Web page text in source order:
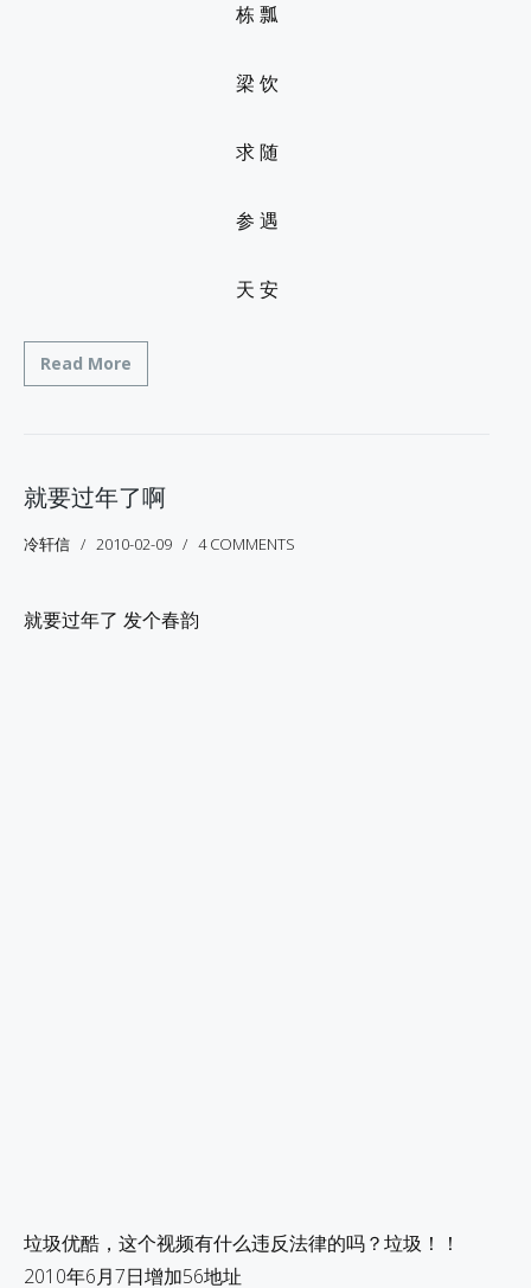
栋 瓢
梁 饮
求 随
参 遇
天 安
Read More
就要过年了啊
冷轩信 2010-02-09 4 COMMENTS
就要过年了 发个春韵
垃圾优酷，这个视频有什么违反法律的吗？垃圾！！
2010年6月7日增加56地址